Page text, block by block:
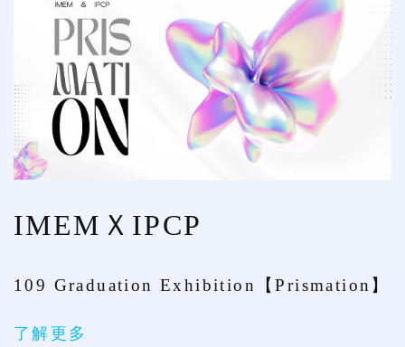
IMEMＸIPCP
109 Graduation Exhibition【Prismation】
了解更多